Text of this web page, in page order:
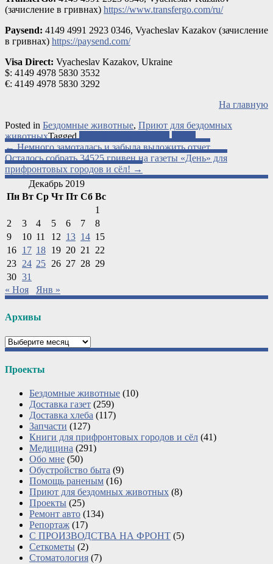
(зачисление в гривнах) https://www.transfergo.com/ru/
Paysend: 4149 4991 2923 0346, Vyacheslav Kazakov (зачисление
в гривнах) https://paysend.com/
Visa Direct: Vyacheslav Kazakov, Ukraine
$: 4149 4978 5830 3532
€: 4149 4978 5830 3292
На главную
Posted in Бездомные животные, Приют для бездомных
животныхTagged
Post
navigation
←Немного замоталась и забыла выложить отчет
Осталось собрать 34525 гривен на газеты «День» для
прифронтовых городов и сёл! →
Декабрь 2019
Пн Вт Ср Чт Пт Сб Вс
1
2
3 4 5 6 7
8
9
10 11 12 13 14 15
16 17 18 19 20 21
22
23 24 25 26 27 28 29
30 31
« Ноя
Янв »
Архивы
Архивы
Проекты
Бездомные животные (10)
Доставка газет (259)
Доставка хлеба (117)
Запчасти (127)
Книги для прифронтовых городов и сёл (41)
Медицина (291)
Обо мне (50)
Обустройство быта (9)
Помощь раненым (16)
Приют для бездомных животных (8)
Проекты (25)
Ремонт авто (134)
Репортаж (17)
С ПРОИЗВОДСТВА НА ФРОНТ (5)
Сеткометы (2)
Стоматология (7)